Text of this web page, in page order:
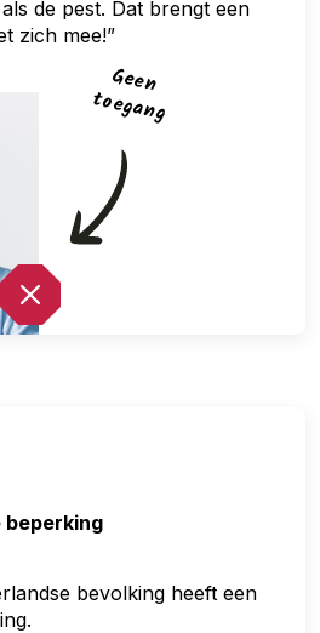
de pest. Dat brengt een
zich mee!”
G
een
toegan
g
bevolking heeft een